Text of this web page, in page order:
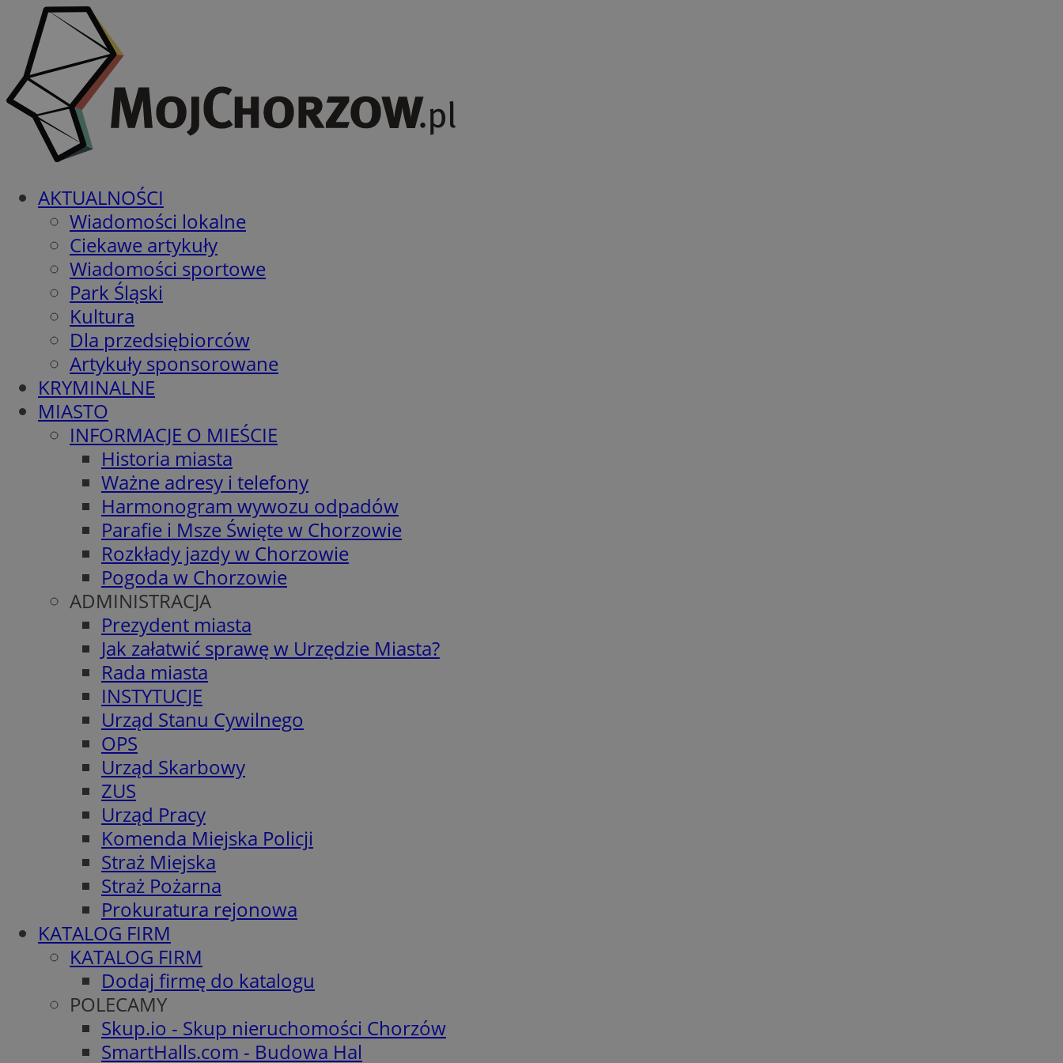
AKTUALNOŚCI
Wiadomości lokalne
Ciekawe artykuły
Wiadomości sportowe
Park Śląski
Kultura
Dla przedsiębiorców
Artykuły sponsorowane
KRYMINALNE
MIASTO
INFORMACJE O MIEŚCIE
Historia miasta
Ważne adresy i telefony
Harmonogram wywozu odpadów
Parafie i Msze Święte w Chorzowie
Rozkłady jazdy w Chorzowie
Pogoda w Chorzowie
ADMINISTRACJA
Prezydent miasta
Jak załatwić sprawę w Urzędzie Miasta?
Rada miasta
INSTYTUCJE
Urząd Stanu Cywilnego
OPS
Urząd Skarbowy
ZUS
Urząd Pracy
Komenda Miejska Policji
Straż Miejska
Straż Pożarna
Prokuratura rejonowa
KATALOG FIRM
KATALOG FIRM
Dodaj firmę do katalogu
POLECAMY
Skup.io - Skup nieruchomości Chorzów
SmartHalls.com - Budowa Hal